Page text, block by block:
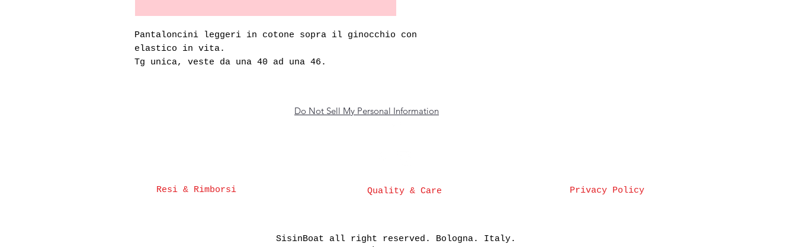
Pantaloncini leggeri in cotone sopra il ginocchio con
elastico in vita.
Tg unica, veste da una 40 ad una 46.
Do Not Sell My Personal Information
Resi & Rimborsi Quality & Care Privacy Policy
SisinBoat all right reserved. Bologna. Italy.